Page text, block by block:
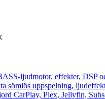
ljudmotor, effekter, DSP
sömlös uppspelning,
CarPlay, Plex, Jellyfin,